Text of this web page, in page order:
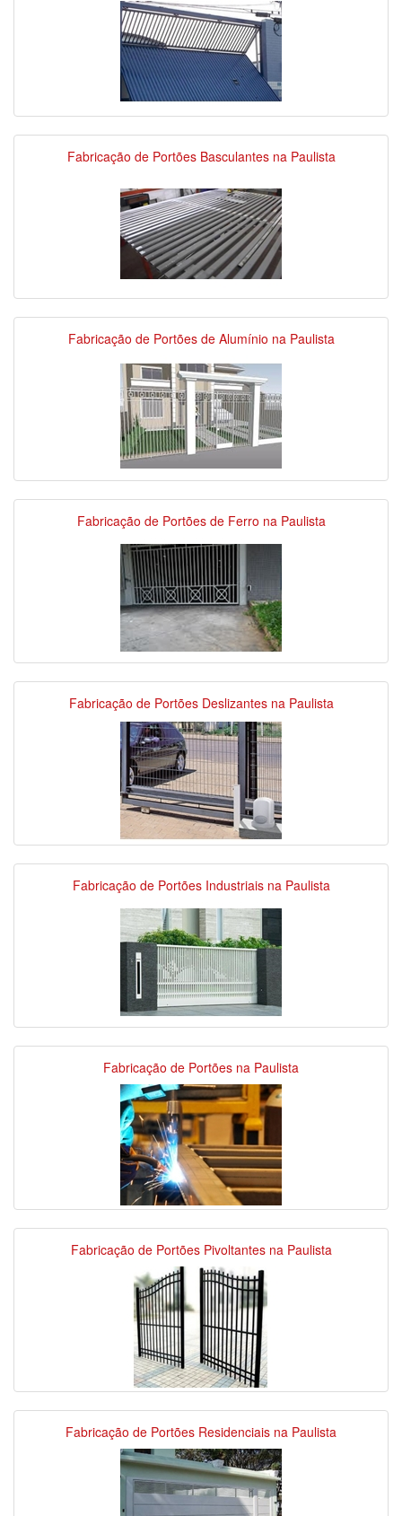
Fabricação de Portões Basculantes na Paulista
Fabricação de Portões de Alumínio na Paulista
Fabricação de Portões de Ferro na Paulista
Fabricação de Portões Deslizantes na Paulista
Fabricação de Portões Industriais na Paulista
Fabricação de Portões na Paulista
Fabricação de Portões Pivoltantes na Paulista
Fabricação de Portões Residenciais na Paulista